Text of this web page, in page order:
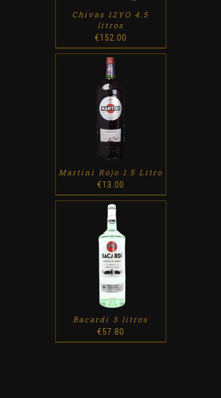
Chivas 12YO 4.5
litros
€152.00
ADD TO CART /
Martini Rojo 1.5 Litro
€13.00
ADD TO CART / DETALLES
Bacardi 3 litros
€57.80